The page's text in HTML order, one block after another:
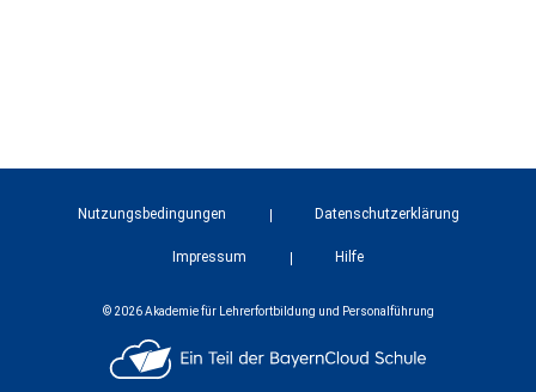
Nutzungsbedingungen Datenschutzerklärung
Impressum Hilfe
© 2026 Akademie für Lehrerfortbildung und Personalführung